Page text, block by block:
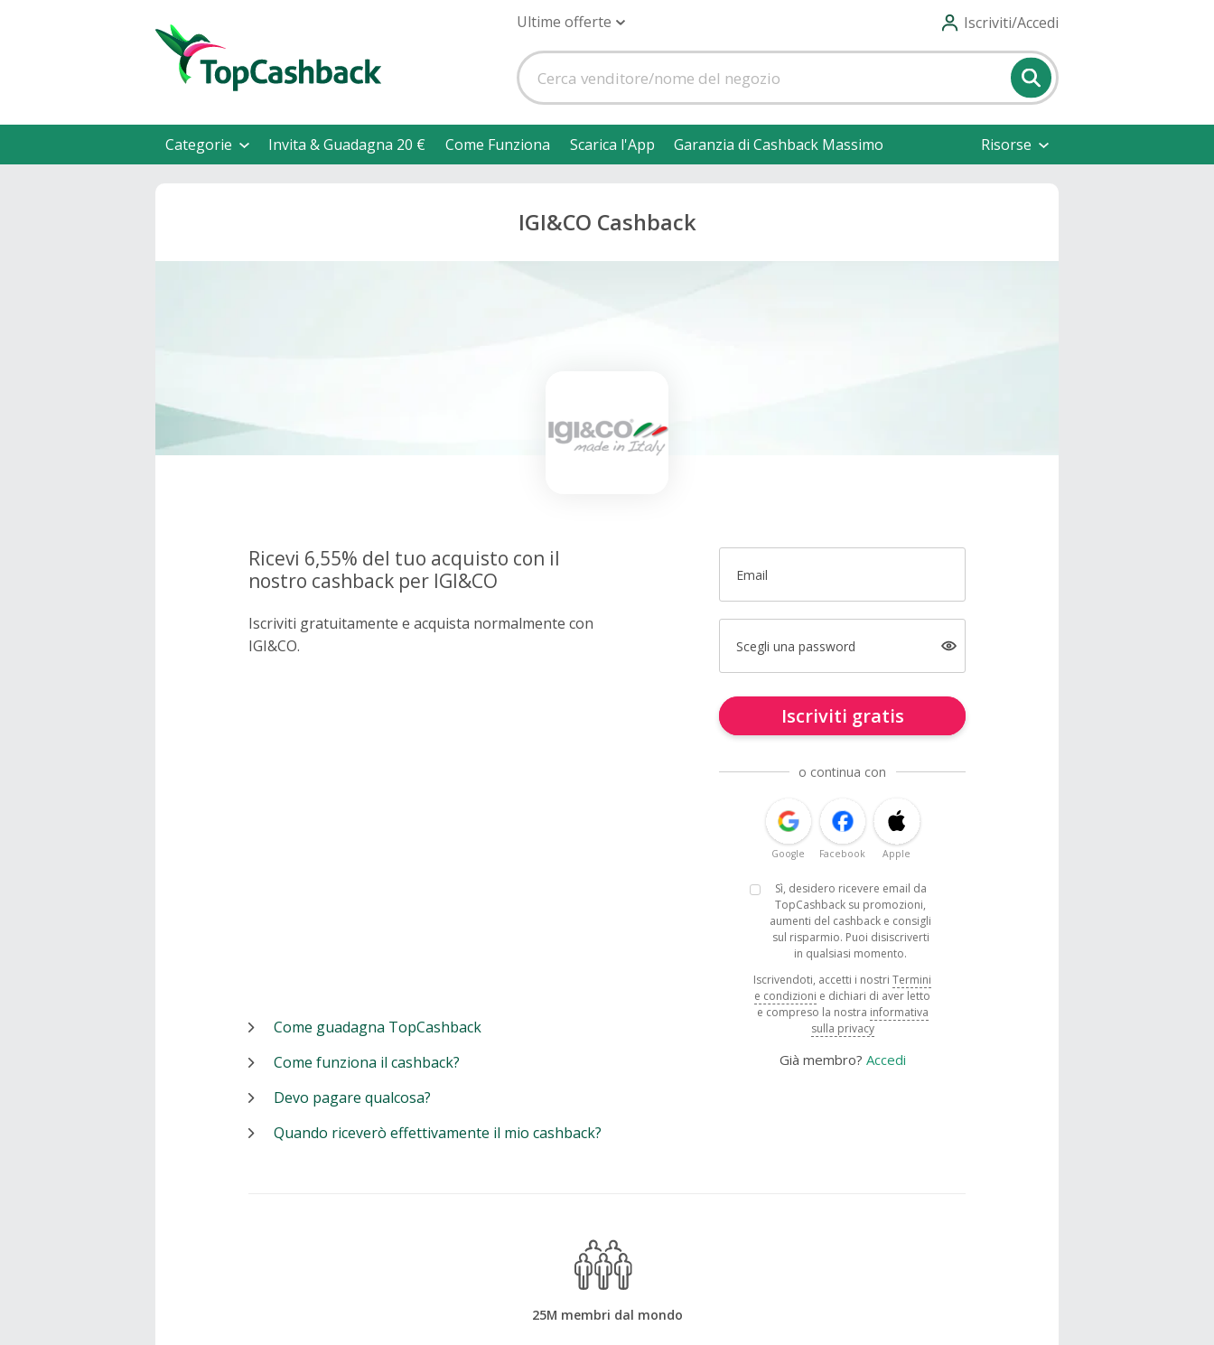
Ultime offerte Iscriviti/Accedi
Categorie Invita & Guadagna 20 € Come Funziona Scarica l'App Garanzia di Cashback Massimo Risorse
IGI&CO Cashback
Ricevi 6,55% del tuo acquisto con il
nostro cashback per IGI&CO
Iscriviti gratuitamente e acquista normalmente con
IGI&CO.
Email
Scegli una password
Iscriviti gratis
o continua con
Google Facebook Apple
Sì, desidero ricevere email da
TopCashback su promozioni,
aumenti del cashback e consigli
sul risparmio. Puoi disiscriverti
in qualsiasi momento.
Iscrivendoti, accetti i nostri Termini
e condizioni e dichiari di aver letto
e compreso la nostra informativa
sulla privacy
Già membro? Accedi
Come guadagna TopCashback
Come funziona il cashback?
Devo pagare qualcosa?
Quando riceverò effettivamente il mio cashback?
25M membri dal mondo